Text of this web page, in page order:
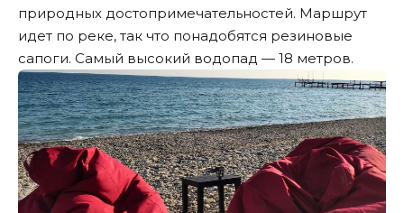
природных достопримечательностей. Маршрут
идет по реке, так что понадобятся резиновые
сапоги. Самый высокий водопад — 18 метров.